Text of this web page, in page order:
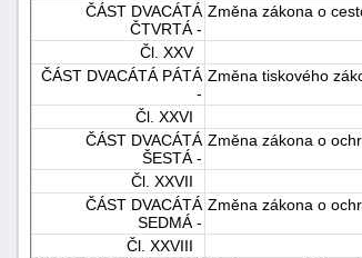
ČÁST DVACÁTÁ
ČTVRTÁ -
Změna zákona o
Čl. XXV
ČÁST DVACÁTÁ PÁTÁ
-
Změna tiskového
Čl. XXVI
ČÁST DVACÁTÁ
ŠESTÁ -
Změna zákona o
Čl. XXVII
ČÁST DVACÁTÁ
SEDMÁ -
Změna zákona o
Čl. XXVIII